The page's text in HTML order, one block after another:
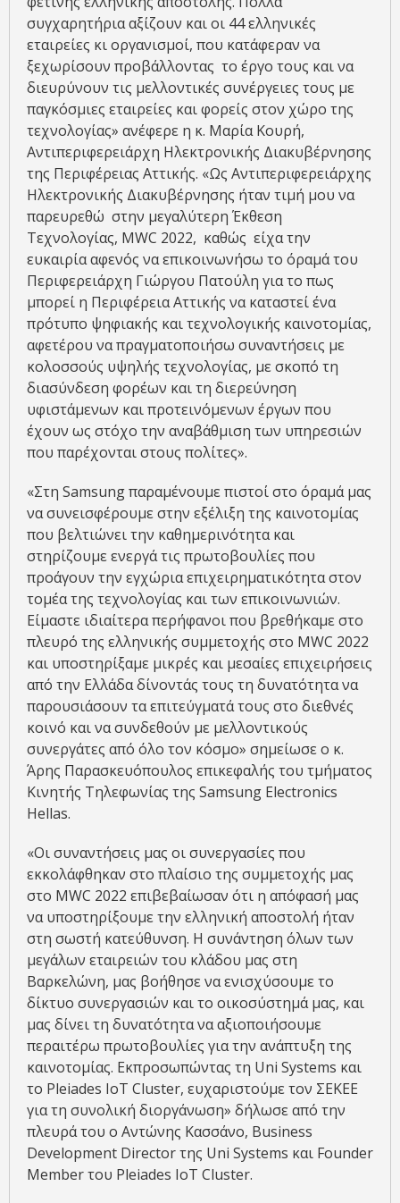
συγχαρητήρια αξίζουν και οι 44 ελληνικές
εταιρείες κι οργανισμοί, που κατάφεραν να
ξεχωρίσουν προβάλλοντας το έργο τους και να
διευρύνουν τις μελλοντικές συνέργειες τους με
παγκόσμιες εταιρείες και φορείς στον χώρο της
τεχνολογίας» ανέφερε η κ. Μαρία Κουρή,
Αντιπεριφερειάρχη Ηλεκτρονικής Διακυβέρνησης
της Περιφέρειας Αττικής. «Ως Αντιπεριφερειάρχης
Ηλεκτρονικής Διακυβέρνησης ήταν τιμή μου να
παρευρεθώ στην μεγαλύτερη Έκθεση
Τεχνολογίας, MWC 2022, καθώς είχα την
ευκαιρία αφενός να επικοινωνήσω το όραμά του
Περιφερειάρχη Γιώργου Πατούλη για το πως
μπορεί η Περιφέρεια Αττικής να καταστεί ένα
πρότυπο ψηφιακής και τεχνολογικής καινοτομίας,
αφετέρου να πραγματοποιήσω συναντήσεις με
κολοσσούς υψηλής τεχνολογίας, με σκοπό τη
διασύνδεση φορέων και τη διερεύνηση
υφιστάμενων και προτεινόμενων έργων που
έχουν ως στόχο την αναβάθμιση των υπηρεσιών
που παρέχονται στους πολίτες».
«Στη Samsung παραμένουμε πιστοί στο όραμά μας
να συνεισφέρουμε στην εξέλιξη της καινοτομίας
που βελτιώνει την καθημερινότητα και
στηρίζουμε ενεργά τις πρωτοβουλίες που
προάγουν την εγχώρια επιχειρηματικότητα στον
τομέα της τεχνολογίας και των επικοινωνιών.
Είμαστε ιδιαίτερα περήφανοι που βρεθήκαμε στο
πλευρό της ελληνικής συμμετοχής στο MWC 2022
και υποστηρίξαμε μικρές και μεσαίες επιχειρήσεις
από την Ελλάδα δίνοντάς τους τη δυνατότητα να
παρουσιάσουν τα επιτεύγματά τους στο διεθνές
κοινό και να συνδεθούν με μελλοντικούς
συνεργάτες από όλο τον κόσμο» σημείωσε ο κ.
Άρης Παρασκευόπουλος επικεφαλής του τμήματος
Κινητής Τηλεφωνίας της Samsung Electronics
Hellas.
«Οι συναντήσεις μας οι συνεργασίες που
εκκολάφθηκαν στο πλαίσιο της συμμετοχής μας
στο MWC 2022 επιβεβαίωσαν ότι η απόφασή μας
να υποστηρίξουμε την ελληνική αποστολή ήταν
στη σωστή κατεύθυνση. Η συνάντηση όλων των
μεγάλων εταιρειών του κλάδου μας στη
Βαρκελώνη, μας βοήθησε να ενισχύσουμε το
δίκτυο συνεργασιών και το οικοσύστημά μας, και
μας δίνει τη δυνατότητα να αξιοποιήσουμε
περαιτέρω πρωτοβουλίες για την ανάπτυξη της
καινοτομίας. Εκπροσωπώντας τη Uni Systems και
το Pleiades IoT Cluster, ευχαριστούμε τον ΣΕΚΕΕ
για τη συνολική διοργάνωση» δήλωσε από την
πλευρά του ο Αντώνης Κασσάνο, Business
Development Director της Uni Systems και Founder
Member του Pleiades IoT Cluster.